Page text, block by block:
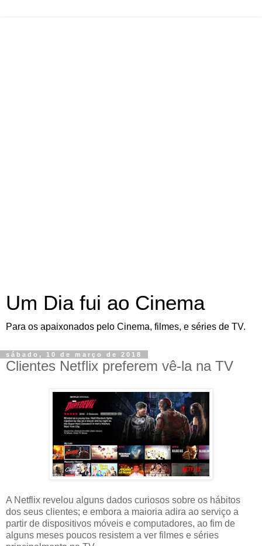
Um Dia fui ao Cinema
Para os apaixonados pelo Cinema, filmes, e séries de TV.
sábado, 10 de março de 2018
Clientes Netflix preferem vê-la na TV
A Netflix revelou alguns dados curiosos sobre os hábitos
dos seus clientes; e embora a maioria adira ao serviço a
partir de dispositivos móveis e computadores, ao fim de
alguns meses poucos resistem a ver filmes e séries